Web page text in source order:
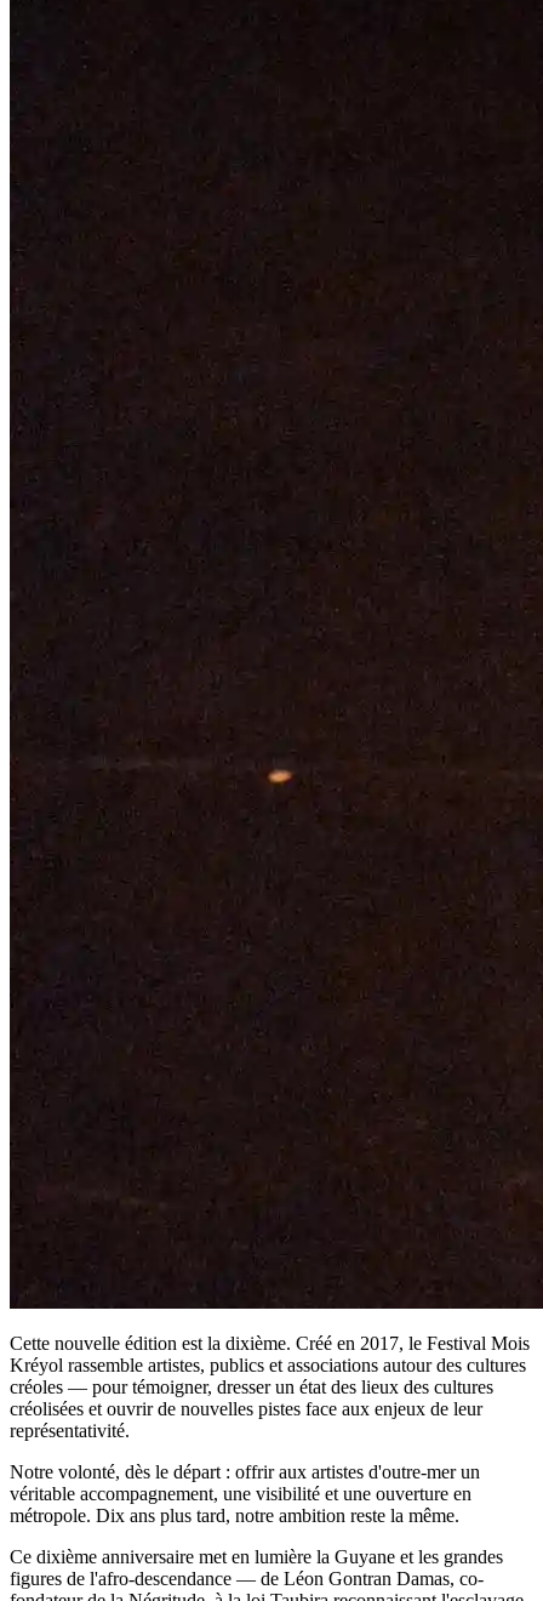
Cette nouvelle édition est la dixième. Créé en 2017, le Festival Mois
Kréyol rassemble artistes, publics et associations autour des cultures
créoles — pour témoigner, dresser un état des lieux des cultures
créolisées et ouvrir de nouvelles pistes face aux enjeux de leur
représentativité.
Notre volonté, dès le départ : offrir aux artistes d'outre-mer un
véritable accompagnement, une visibilité et une ouverture en
métropole. Dix ans plus tard, notre ambition reste la même.
Ce dixième anniversaire met en lumière la Guyane et les grandes
figures de l'afro-descendance — de Léon Gontran Damas, co-